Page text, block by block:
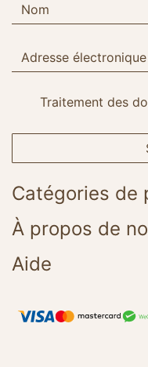
Traitement des
Catégories de
À propos de
Aide